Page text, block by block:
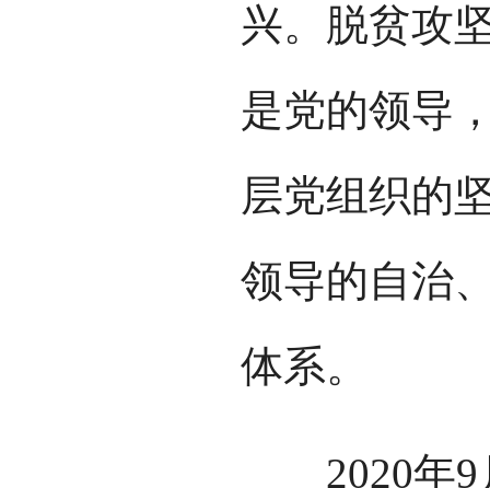
兴。脱贫攻
是党的领导
层党组织的
领导的自治
体系。
2020年9